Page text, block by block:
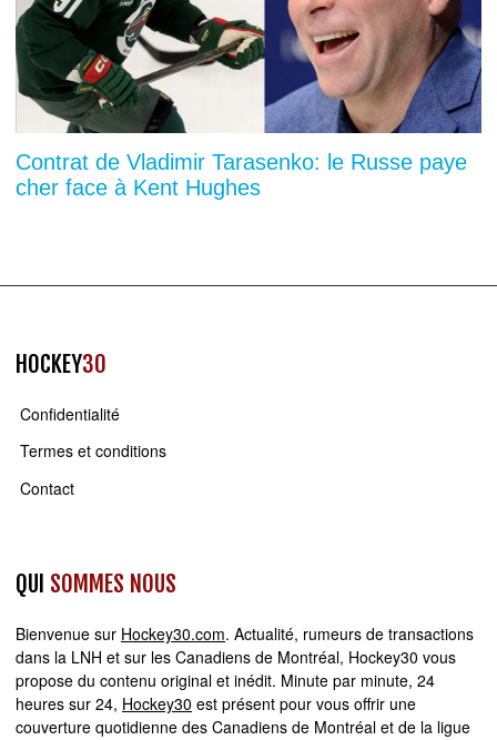
Contrat de Vladimir Tarasenko: le Russe paye
cher face à Kent Hughes
HOCKEY30
Confidentialité
Termes et conditions
Contact
QUI SOMMES NOUS
Bienvenue sur Hockey30.com. Actualité, rumeurs de transactions
dans la LNH et sur les Canadiens de Montréal, Hockey30 vous
propose du contenu original et inédit. Minute par minute, 24
heures sur 24, Hockey30 est présent pour vous offrir une
couverture quotidienne des Canadiens de Montréal et de la ligue